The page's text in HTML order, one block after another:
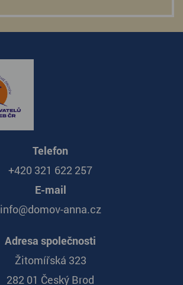
Telefon
+420 321 622 257
E-mail
info@domov-anna.cz
Adresa společnosti
Žitomířská 323
282 01 Český Brod